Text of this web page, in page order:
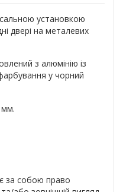
установкою
двері на металевих
з алюмінію із
у чорний
мм.
за собою право